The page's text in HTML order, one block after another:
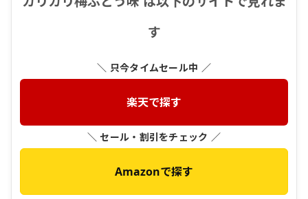
す
＼ 只今タイムセール中 ／
楽天で探す
＼ セール・割引をチェック ／
Amazonで探す